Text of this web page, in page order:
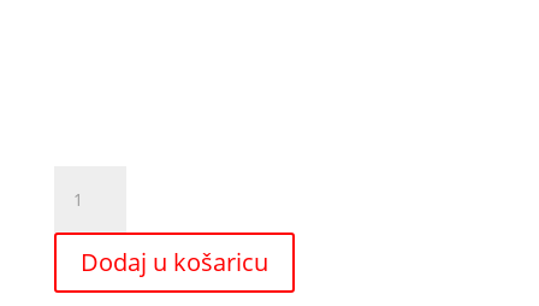
MASTER
FRIO
1400
Litara
Dodaj u košaricu